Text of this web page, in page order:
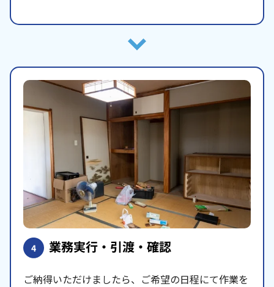
4 業務実行・引渡・確認
ご納得いただけましたら、ご希望の日程にて作業を